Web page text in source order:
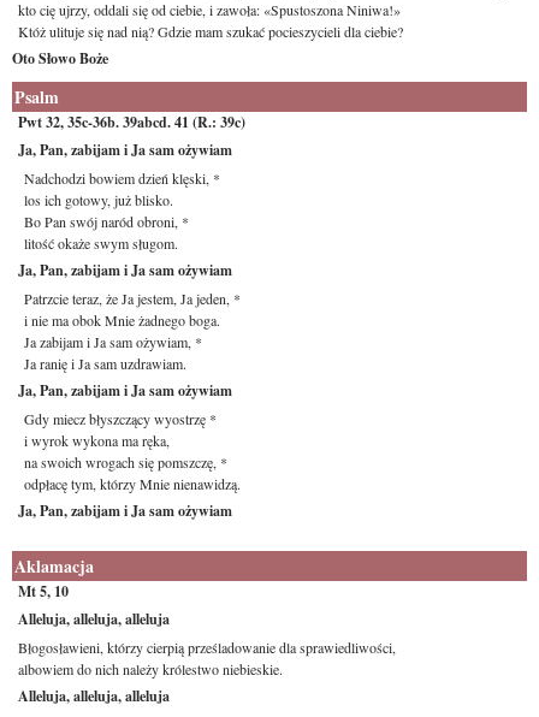
kto cię ujrzy, oddali się od ciebie, i zawoła: «Spustoszona Niniwa!»
Któż ulituje się nad nią? Gdzie mam szukać pocieszycieli dla ciebie?
Oto Słowo Boże
Psalm
Pwt 32, 35c-36b. 39abcd. 41 (R.: 39c)
Ja, Pan, zabijam i Ja sam ożywiam
Nadchodzi bowiem dzień klęski, *
los ich gotowy, już blisko.
Bo Pan swój naród obroni, *
litość okaże swym sługom.
Ja, Pan, zabijam i Ja sam ożywiam
Patrzcie teraz, że Ja jestem, Ja jeden, *
i nie ma obok Mnie żadnego boga.
Ja zabijam i Ja sam ożywiam, *
Ja ranię i Ja sam uzdrawiam.
Ja, Pan, zabijam i Ja sam ożywiam
Gdy miecz błyszczący wyostrzę *
i wyrok wykona ma ręka,
na swoich wrogach się pomszczę, *
odpłacę tym, którzy Mnie nienawidzą.
Ja, Pan, zabijam i Ja sam ożywiam
Aklamacja
Mt 5, 10
Alleluja, alleluja, alleluja
Błogosławieni, którzy cierpią prześladowanie dla sprawiedliwości,
albowiem do nich należy królestwo niebieskie.
Alleluja, alleluja, alleluja